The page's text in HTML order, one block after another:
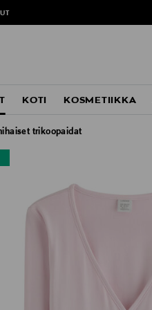
KOTI KOSMETIIKKA
trikoopaidat